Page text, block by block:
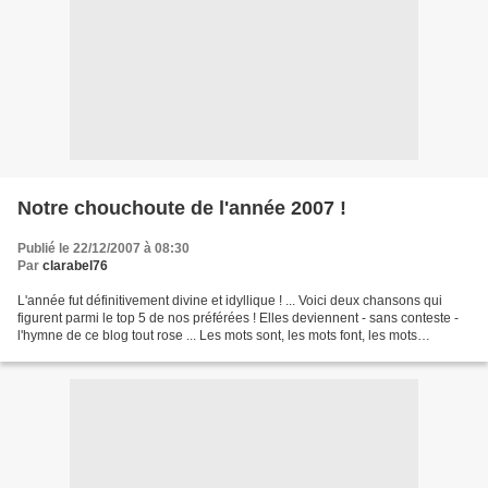
Notre chouchoute de l'année 2007 !
Publié le 22/12/2007 à 08:30
Par clarabel76
L'année fut définitivement divine et idyllique ! ... Voici deux chansons qui
figurent parmi le top 5 de nos préférées ! Elles deviennent - sans conteste -
l'hymne de ce blog tout rose ... Les mots sont, les mots font, les mots